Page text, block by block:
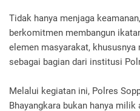
Tidak hanya menjaga
berkomitmen membangun
elemen masyarakat, khususnya
sebagai bagian dari institusi
Melalui kegiatan ini, Polres
Bhayangkara bukan hanya